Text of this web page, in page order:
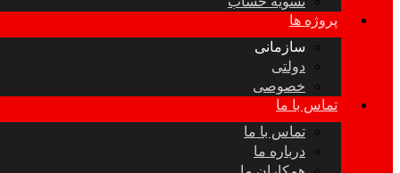
پروژه ها
سازمانی
دولتی
خصوصی
تماس با ما
تماس با ما
درباره ما